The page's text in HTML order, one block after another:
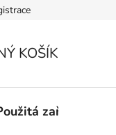
osobních údajů
KOŠÍK
zařízení